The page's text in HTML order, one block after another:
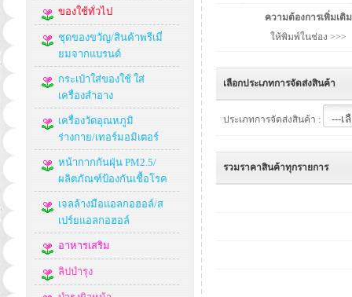
ของใช้ทั่วไป
ชุดของขวัญ/สินค้าพรีเมี่
ยมจากแบรนด์
กระเป๋าใส่ของใช้ ใส่
เครื่องสำอาง
เครื่องวัดอุณหภูมิ
ร่างกาย/เทอร์มอมิเตอร์
หน้ากากกันฝุ่น PM2.5/
ผลิตภัณฑ์ป้องกันเชื้อโรค
เจลล้างมือแอลกอฮอล์/ส
เปร์ยแอลกอฮอล์
อาหารเสริม
ลิปบำรุง
ความต้องการเพิ่มเติม
ให้พิมพ์ในช่อง >>>
เลือกประเภทการจัดส่งสินค้า
ประเภทการจัดส่งสินค้า :
รวมราคาสินค้าทุกรายการ